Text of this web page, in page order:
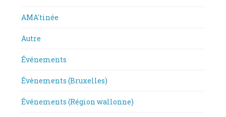
AMA'tinée
Autre
Événements
Évènements (Bruxelles)
Événements (Région wallonne)